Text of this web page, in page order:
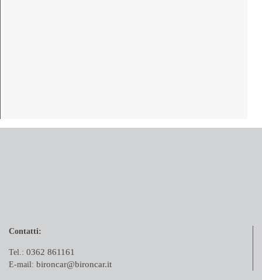
Contatti:
Tel.: 0362 861161
E-mail: bironcar@bironcar.it